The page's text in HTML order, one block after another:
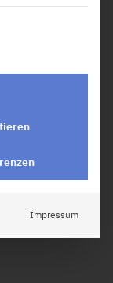
immer
und
für
sensiblen
für die eine
Impressum